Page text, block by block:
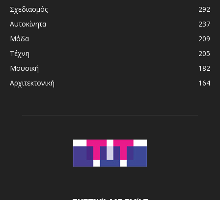
Σχεδιασμός
292
Αυτοκίνητα
237
Μόδα
209
Τέχνη
205
Μουσική
182
Αρχιτεκτονική
164